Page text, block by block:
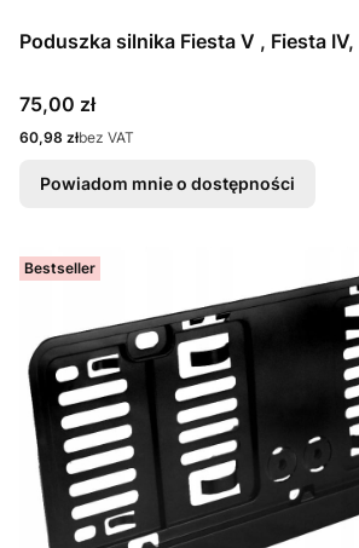
Cena
75,00 zł
Cena
60,98 złbez VAT
Powiadom mnie o dostępności
Bestseller